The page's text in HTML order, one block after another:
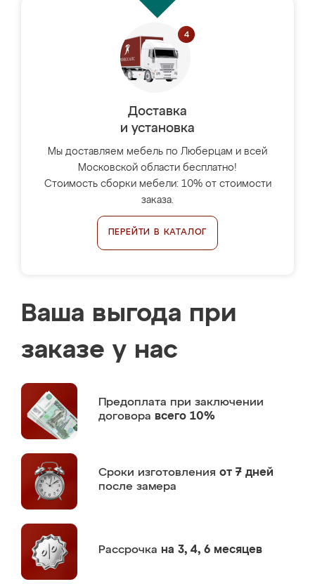
Доставка
и установка
Мы доставляем мебель по Люберцам и всей
Московской области бесплатно!
Стоимость сборки мебели: 10% от стоимости
заказа.
ПЕРЕЙТИ В КАТАЛОГ
Ваша выгода при
заказе у нас
Предоплата при заключении
договора всего 10%
Сроки изготовления от 7 дней
после замера
Рассрочка на 3, 4, 6 месяцев